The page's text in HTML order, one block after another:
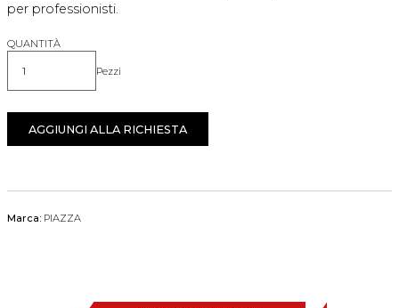
per professionisti.
QUANTITÀ
Quantità Pezzi
AGGIUNGI ALLA RICHIESTA
Marca: PIAZZA